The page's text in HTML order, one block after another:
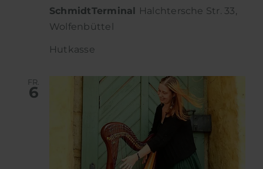
SchmidtTerminal Halchtersche Str. 33,
Wolfenbüttel
Hutkasse
FR.
6